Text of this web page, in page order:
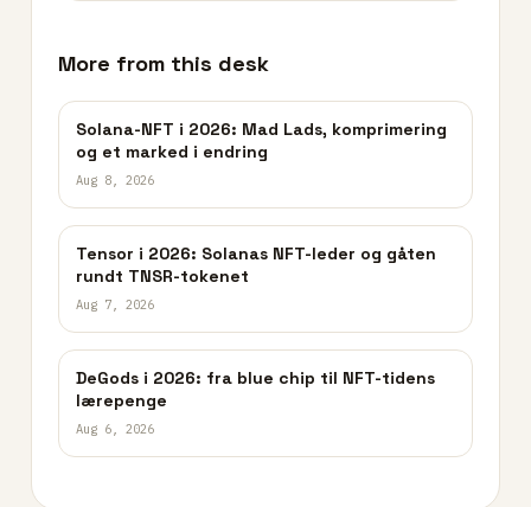
More from this desk
Solana-NFT i 2026: Mad Lads, komprimering
og et marked i endring
Aug 8, 2026
Tensor i 2026: Solanas NFT-leder og gåten
rundt TNSR-tokenet
Aug 7, 2026
DeGods i 2026: fra blue chip til NFT-tidens
lærepenge
Aug 6, 2026